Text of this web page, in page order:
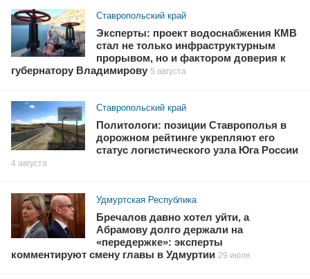
Ставропольский край
Эксперты: проект водоснабжения КМВ
стал не только инфраструктурным
прорывом, но и фактором доверия к
губернатору Владимирову 5 августа
Ставропольский край
Политологи: позиции Ставрополья в
дорожном рейтинге укрепляют его
статус логистического узла Юга России
4 августа
Удмуртская Республика
Бречалов давно хотел уйти, а
Абрамову долго держали на
«передержке»: эксперты
комментируют смену главы в Удмуртии 29 июля